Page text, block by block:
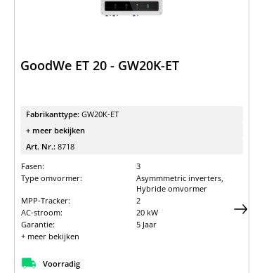
GoodWe ET 20 - GW20K-ET
Fabrikanttype: GW20K-ET
+ meer bekijken
Art. Nr.: 8718
Fasen:
3
Type omvormer:
Asymmmetric inverters,
Hybride omvormer
MPP-Tracker:
2
AC-stroom:
20 kW
Garantie:
5 Jaar
+ meer bekijken
Voorradig